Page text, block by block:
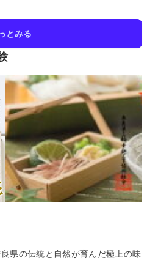
とみる
県の伝統と自然が育んだ極上の味